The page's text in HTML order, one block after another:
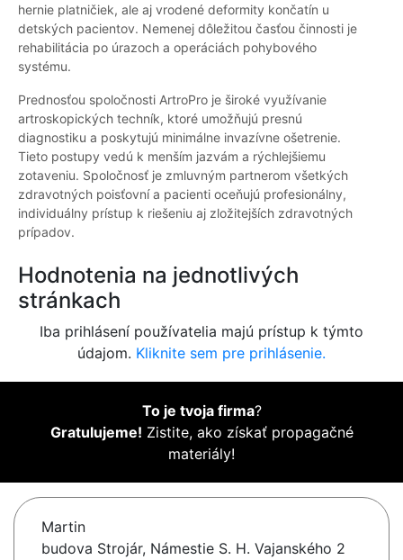
hernie platničiek, ale aj vrodené deformity končatín u
detských pacientov. Nemenej dôležitou časťou činnosti je
rehabilitácia po úrazoch a operáciách pohybového
systému.
Prednosťou spoločnosti ArtroPro je široké využívanie
artroskopických techník, ktoré umožňujú presnú
diagnostiku a poskytujú minimálne invazívne ošetrenie.
Tieto postupy vedú k menším jazvám a rýchlejšiemu
zotaveniu. Spoločnosť je zmluvným partnerom všetkých
zdravotných poisťovní a pacienti oceňujú profesionálny,
individuálny prístup k riešeniu aj zložitejších zdravotných
prípadov.
Hodnotenia na jednotlivých
stránkach
Iba prihlásení používatelia majú prístup k týmto
údajom. Kliknite sem pre prihlásenie.
To je tvoja firma?
Gratulujeme! Zistite, ako získať propagačné
materiály!
Martin
budova Strojár, Námestie S. H. Vajanského 2